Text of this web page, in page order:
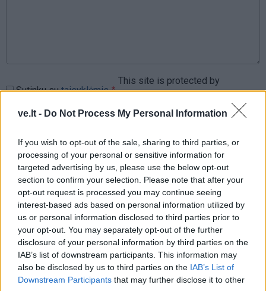
ve.lt - Do Not Process My Personal Information
If you wish to opt-out of the sale, sharing to third parties, or
processing of your personal or sensitive information for
targeted advertising by us, please use the below opt-out
section to confirm your selection. Please note that after your
opt-out request is processed you may continue seeing
interest-based ads based on personal information utilized by
us or personal information disclosed to third parties prior to
your opt-out. You may separately opt-out of the further
disclosure of your personal information by third parties on the
IAB’s list of downstream participants. This information may
also be disclosed by us to third parties on the IAB’s List of
Downstream Participants that may further disclose it to other
Sutinku sutaisyklėmis
This site is protected by
reCAPTCHA and the Google
Privacy PolicyandTerms of